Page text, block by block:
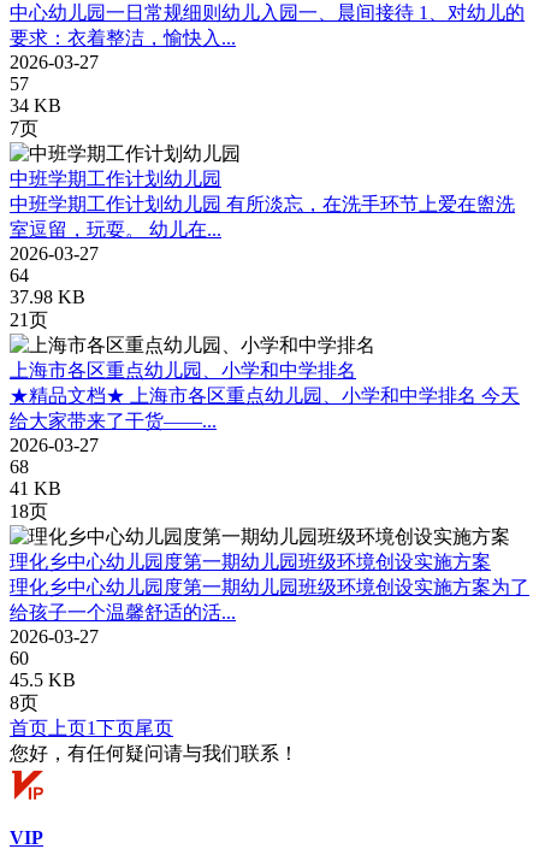
中心幼儿园一日常规细则幼儿入园一、晨间接待 1、对幼儿的
要求：衣着整洁，愉快入...
2026-03-27
57
34 KB
7页
中班学期工作计划幼儿园
中班学期工作计划幼儿园 有所淡忘，在洗手环节上爱在盥洗
室逗留，玩耍。 幼儿在...
2026-03-27
64
37.98 KB
21页
上海市各区重点幼儿园、小学和中学排名
★精品文档★ 上海市各区重点幼儿园、小学和中学排名 今天
给大家带来了干货——...
2026-03-27
68
41 KB
18页
理化乡中心幼儿园度第一期幼儿园班级环境创设实施方案
理化乡中心幼儿园度第一期幼儿园班级环境创设实施方案为了
给孩子一个温馨舒适的活...
2026-03-27
60
45.5 KB
8页
首页 上页1下页尾页
您好，有任何疑问请与我们联系！
VIP